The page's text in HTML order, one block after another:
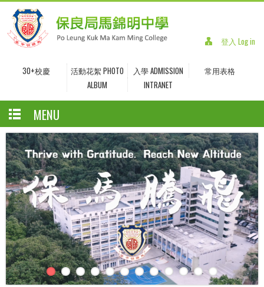
登入 Log in
30+校慶
活動花絮 PHOTO
ALBUM
入學 ADMISSION
常用表格
INTRANET
MENU